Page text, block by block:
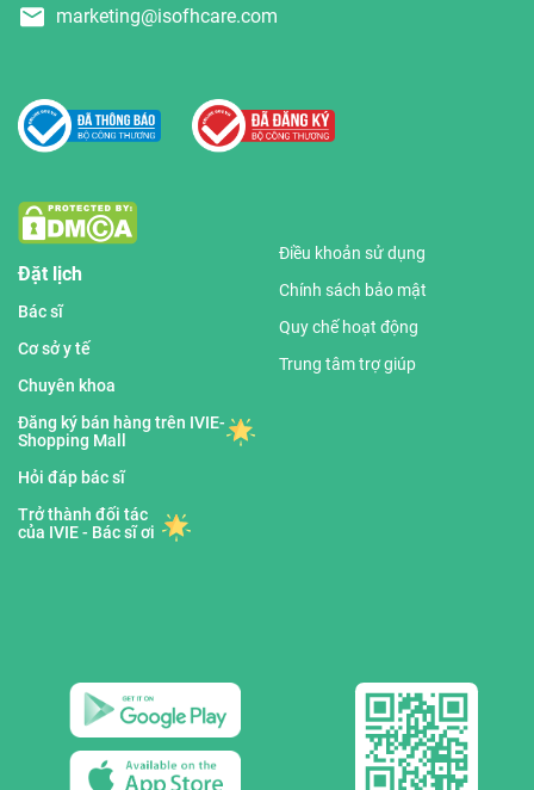
marketing@isofhcare.com
Đặt lịch
Bác sĩ
Cơ sở y tế
Chuyên khoa
Đăng ký bán hàng trên IVIE-
Shopping Mall
Hỏi đáp bác sĩ
Trở thành đối tác
của IVIE - Bác sĩ ơi
Điều khoản sử dụng
Chính sách bảo mật
Quy chế hoạt động
Trung tâm trợ giúp